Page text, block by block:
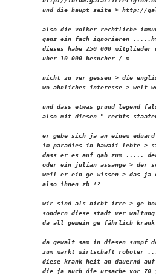
und die haupt seite > http://
also die völker rechtliche
ganz ein fach ignorieren
dieses habe 250 000
über 10 000 besucher / m
nicht zu ver gessen > die
wo ähnliches interesse > welt
und dass etwas grund legend
also mit diesen " rechts
er gebe sich ja an einem
im paradies in hawaii lebte >
dass er es auf gab zum .....
oder ein julian assange > der
weil er ein ge wissen > das
also ihnen zb !?
wir sind als nicht irre > ge
sondern diese stadt ver
da all gemein ge fährlich
da gewalt sam in diesen
zum markt wirtschaft roboter
diese krank heit an dauernd auf
die ja auch die ursache vor